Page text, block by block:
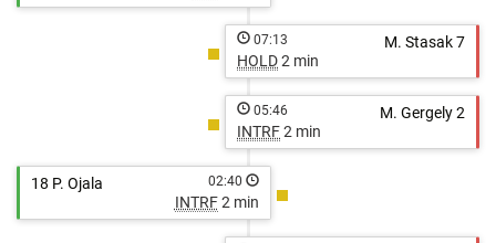
M. Stasak 7
07:13
HOLD2 min
M. Gergely 2
05:46
INTRF2 min
18 P. Ojala 02:40
INTRF2 min